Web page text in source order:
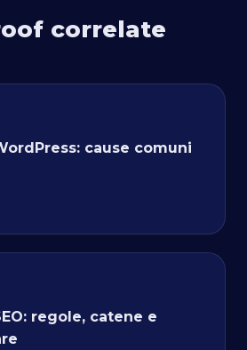
correlate
cause comuni
regole, catene e